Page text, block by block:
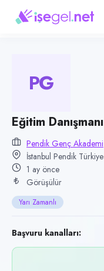
Pozisyon
Eğitim Danışmanı
Kategori
Konum
Pendik, İstanbul
Çalışma şekli
Yarı Zamanlı · Ofis
Yayın tarihi
22 Haziran 2026
Son geçerlilik
20 Eylül 2026
PG
Eğitim Danışmanı
Pendik Genç Akademi
İstanbul Pendik Türkiye
1 ay önce
Görüşülür
Yarı Zamanlı
Başvuru kanalları: